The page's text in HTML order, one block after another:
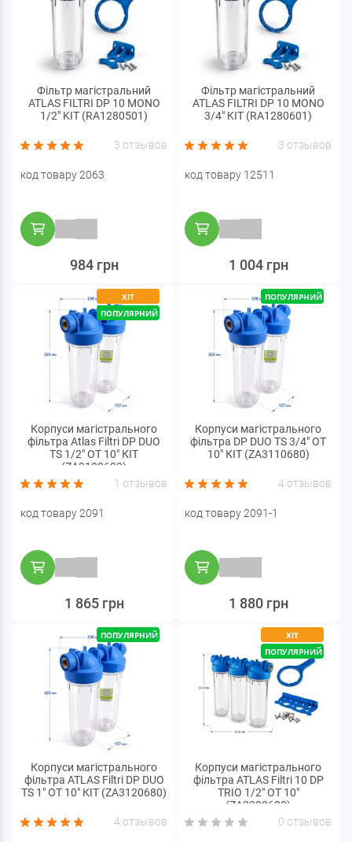
Фільтр магістральний
ATLAS FILTRI DP 10 MONO
1/2" KIT (RA1280501)
3 отзывов
код товару 2063
984 грн
Фільтр магістральний
ATLAS FILTRI DP 10 MONO
3/4" KIT (RA1280601)
3 отзывов
код товару 12511
1 004 грн
ХІТ
ПОПУЛЯРНИЙ
Корпуси магістрального
фільтра Atlas Filtri DP DUO
TS 1/2" OT 10" КІТ
(ZA3100680)
1 отзывов
код товару 2091
1 865 грн
ПОПУЛЯРНИЙ
Корпуси магістрального
фільтра DP DUO TS 3/4" OT
10" КІТ (ZA3110680)
4 отзывов
код товару 2091-1
1 880 грн
ПОПУЛЯРНИЙ
Корпуси магістрального
фільтра ATLAS Filtri DP DUO
TS 1" OT 10" КІТ (ZA3120680)
4 отзывов
ХІТ
ПОПУЛЯРНИЙ
Корпуси магістрального
фільтра ATLAS Filtri 10 DP
TRIO 1/2" OT 10"
(ZA3300680)
0 отзывов